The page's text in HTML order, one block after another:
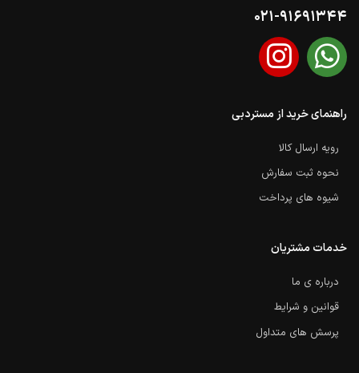
021-91691344
راهنمای خرید از مستردبی
رویه ارسال کالا
نحوه ثبت سفارش
شیوه های پرداخت
خدمات مشتریان
درباره ی ما
قوانین و شرایط
پرسش های متداول